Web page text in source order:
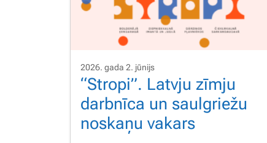
2026. gada 2. jūnijs
“Stropi”. Latvju zīmju
darbnīca un saulgriežu
noskaņu vakars